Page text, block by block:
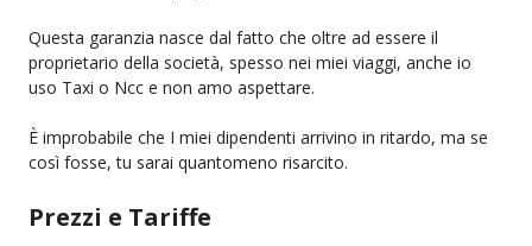
Questa garanzia nasce dal fatto che oltre ad essere il
proprietario della società, spesso nei miei viaggi, anche io
uso Taxi o Ncc e non amo aspettare.
È improbabile che I miei dipendenti arrivino in ritardo, ma se
così fosse, tu sarai quantomeno risarcito.
Prezzi e Tariffe